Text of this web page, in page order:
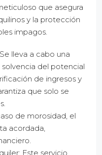
que asegura
y la protección
impagos.
lleva a cabo una
solvencia del potencial
de ingresos y
que solo se
de morosidad, el
acordada,
Este servicio